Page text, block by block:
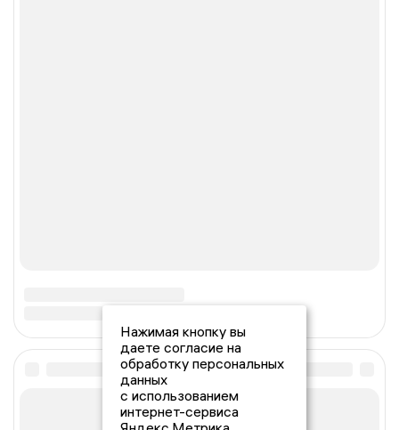
Нажимая кнопку вы
даете согласие на
обработку персональных
данных
с использованием
интернет-сервиса